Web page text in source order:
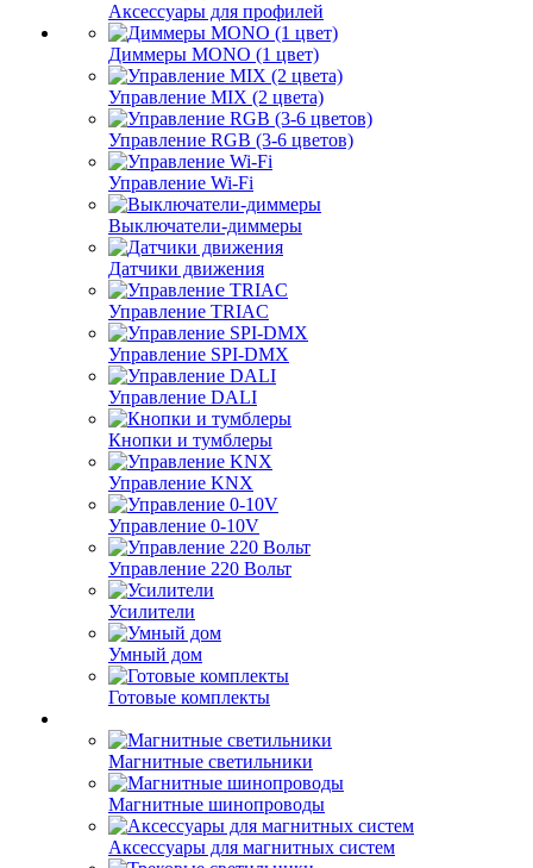
Аксессуары для профилей
Диммеры MONO (1 цвет)
Управление MIX (2 цвета)
Управление RGB (3-6 цветов)
Управление Wi-Fi
Выключатели-диммеры
Датчики движения
Управление TRIAC
Управление SPI-DMX
Управление DALI
Кнопки и тумблеры
Управление KNX
Управление 0-10V
Управление 220 Вольт
Усилители
Умный дом
Готовые комплекты
Магнитные светильники
Магнитные шинопроводы
Аксессуары для магнитных систем